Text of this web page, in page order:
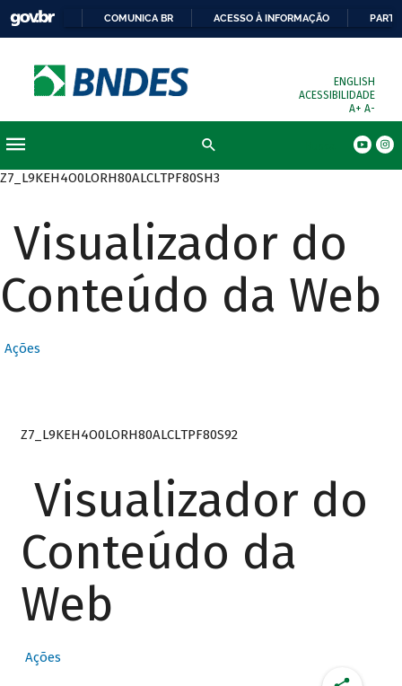
COMUNICA BR ACESSO À INFORMAÇÃO
ENGLISH
ACESSIBILIDADE
A+ A-
Z7_L9KEH4O0LORH80ALCLTPF80SH3
Visualizador do
Conteúdo da Web
Ações
Z7_L9KEH4O0LORH80ALCLTPF80S92
Visualizador do
Conteúdo da
Web
Ações